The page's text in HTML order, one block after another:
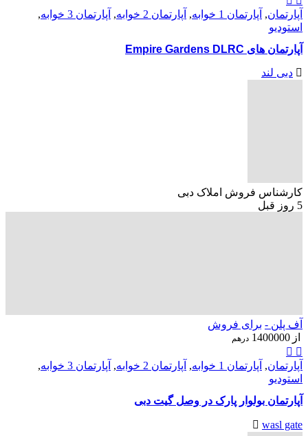
آپارتمان, آپارتمان 1 خوابه , آپارتمان 2 خوابه , آپارتمان 3 خوابه
,
استودیو
آپارتمان های Empire Gardens DLRC
دبی لند
کارشناس فروش املاک دبی
5 روز قبل
آف پلن - برای فروش
از 1400000 درهم
آپارتمان, آپارتمان 1 خوابه , آپارتمان 2 خوابه , آپارتمان 3 خوابه
,
استودیو
آپارتمان بولوار پارک در وصل گیت دبی
wasl gate